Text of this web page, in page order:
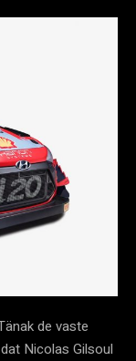
de vaste
Nicolas Gilsoul